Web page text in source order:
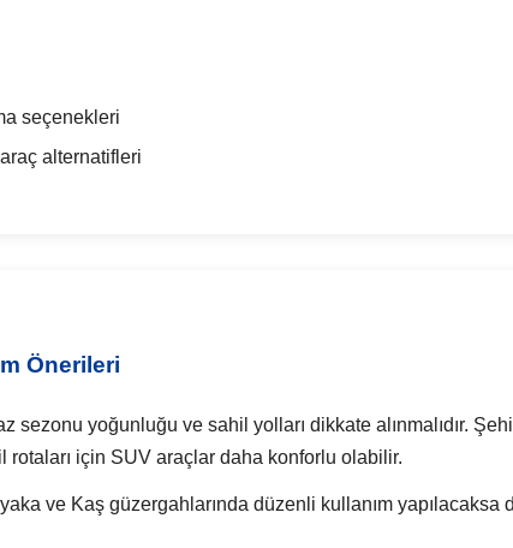
seçenekleri
alternatifleri
Önerileri
sezonu yoğunluğu ve sahil yolları dikkate alınmalıdır.
rotaları için SUV araçlar daha konforlu olabilir.
ve Kaş güzergahlarında düzenli kullanım